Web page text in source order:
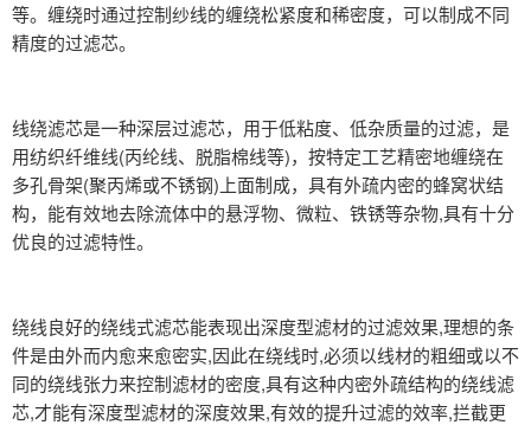
等。缠绕时通过控制纱线的缠绕松紧度和稀密度，可以制成不同
精度的过滤芯。
线绕滤芯是一种深层过滤芯，用于低粘度、低杂质量的过滤，是
用纺织纤维线(丙纶线、脱脂棉线等)，按特定工艺精密地缠绕在
多孔骨架(聚丙烯或不锈钢)上面制成，具有外疏内密的蜂窝状结
构，能有效地去除流体中的悬浮物、微粒、铁锈等杂物,具有十分
优良的过滤特性。
绕线良好的绕线式滤芯能表现出深度型滤材的过滤效果,理想的条
件是由外而内愈来愈密实,因此在绕线时,必须以线材的粗细或以不
同的绕线张力来控制滤材的密度,具有这种内密外疏结构的绕线滤
芯,才能有深度型滤材的深度效果,有效的提升过滤的效率,拦截更